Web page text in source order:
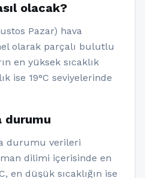
olacak?
Pazar) hava
olarak parçalı bulutlu
en yüksek sıcaklık
ise 19°C seviyelerinde
durumu
durumu verileri
dilimi içerisinde en
en düşük sıcaklığın ise